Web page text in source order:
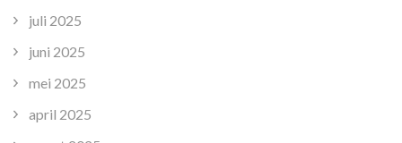
juli 2025
juni 2025
mei 2025
april 2025